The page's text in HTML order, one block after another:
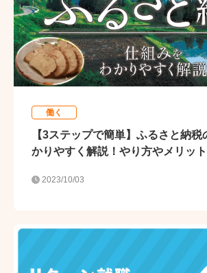
働く
【3ステップで簡単】ふるさと納
かりやすく解説！やり方やメリッ
2023/10/03